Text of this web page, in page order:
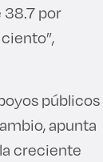
por
públicos
apunta
creciente